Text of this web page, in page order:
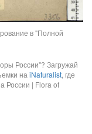
в "Полной
России"? Загружай
на iNaturalist, где
России | Flora of